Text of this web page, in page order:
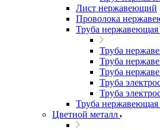
Лист нержавеющий
Проволока
Труба нержавеющая
Труба
Труба
Труба
Труба
Труба
Труба
Цветной металл